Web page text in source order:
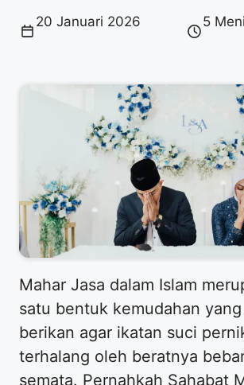
20 Januari 2026 5
​Mahar Jasa dalam Islam
satu bentuk kemudahan
berikan agar ikatan suci
terhalang oleh beratnya
semata. Pernahkah Sahabat